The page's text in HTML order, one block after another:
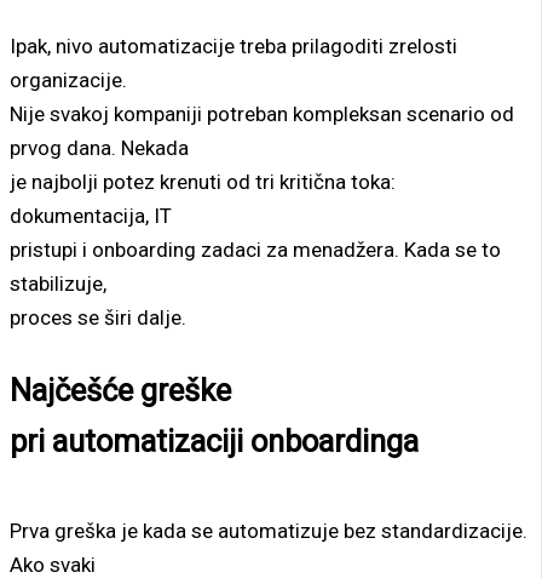
Ipak, nivo automatizacije treba prilagoditi zrelosti
organizacije.
Nije svakoj kompaniji potreban kompleksan scenario od
prvog dana. Nekada
je najbolji potez krenuti od tri kritična toka:
dokumentacija, IT
pristupi i onboarding zadaci za menadžera. Kada se to
stabilizuje,
proces se širi dalje.
Najčešće greške
pri automatizaciji onboardinga
Prva greška je kada se automatizuje bez standardizacije.
Ako svaki